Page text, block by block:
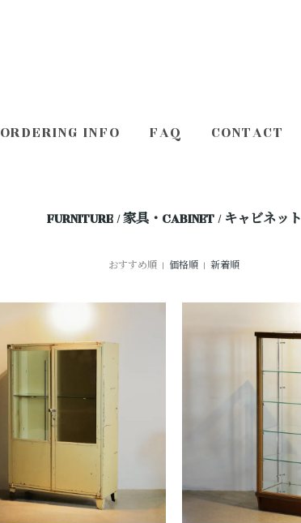
ORDERING INFO FAQ CONTACT
FURNITURE / 家具・CABINET / キャビネット
おすすめ順 | 価格順 | 新着順